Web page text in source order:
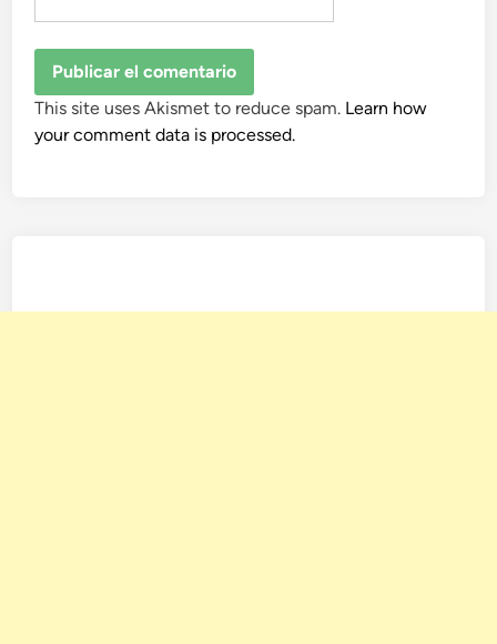
This site uses Akismet to reduce spam. Learn how
your comment data is processed.